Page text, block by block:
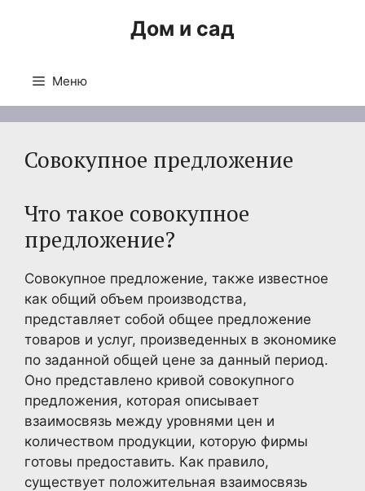
Дом и сад
Меню
Совокупное предложение
Что такое совокупное
предложение?
Совокупное предложение, также известное
как общий объем производства,
представляет собой общее предложение
товаров и услуг, произведенных в экономике
по заданной общей цене за данный период.
Оно представлено кривой совокупного
предложения, которая описывает
взаимосвязь между уровнями цен и
количеством продукции, которую фирмы
готовы предоставить. Как правило,
существует положительная взаимосвязь